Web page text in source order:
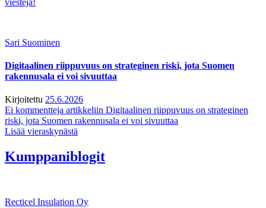
Sari Suominen
Digitaalinen riippuvuus on strateginen riski, jota Suomen
rakennusala ei voi sivuuttaa
Kirjoitettu 25.6.2026
Ei kommentteja artikkeliin Digitaalinen riippuvuus on strateginen
riski, jota Suomen rakennusala ei voi sivuuttaa
Lisää vieraskynästä
Kumppaniblogit
Recticel Insulation Oy